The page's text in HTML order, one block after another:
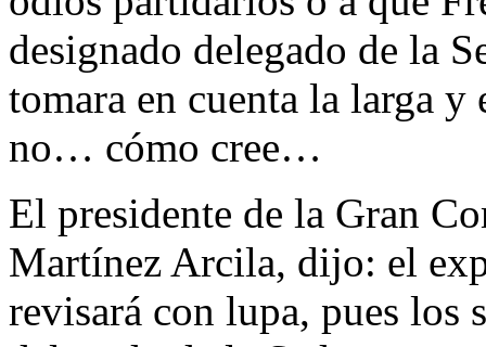
designado delegado de la
tomara en cuenta la larga
no… cómo cree…
El presidente de la Gran
Martínez Arcila, dijo: el
revisará con lupa, pues los